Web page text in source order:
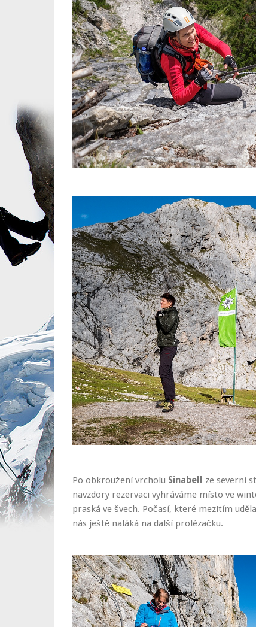
Po obkroužení vrcholu Sinabell ze severní
navzdory rezervaci vyhráváme místo ve
praská ve švech. Počasí, které mezitím
nás ještě naláká na další prolézačku.